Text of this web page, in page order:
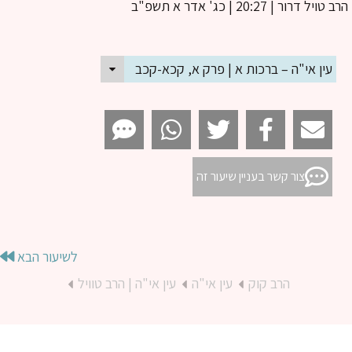
טויל דרור| 20:27 | כג' אדר א תשפ"ב
עין אי"ה – ברכות א | פרק א, קכא-קכב
צור קשר בעניין שיעור זה
לשיעור הבא
הרב קוק
עין אי"ה עין אי"ה | הרב טוויל